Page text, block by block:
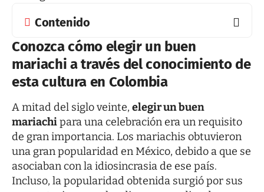
Contenido
Conozca cómo elegir un buen
mariachi a través del conocimiento de
esta cultura en Colombia
A mitad del siglo veinte, elegir un buen
mariachipara una celebración era un requisito
de gran importancia. Los mariachis obtuvieron
una gran popularidad en México, debido a que se
asociaban con la idiosincrasia de ese país.
Incluso, la popularidad obtenida surgió por sus